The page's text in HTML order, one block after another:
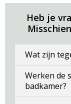
Heb je
Wat zijn
Werken de
badkamer?